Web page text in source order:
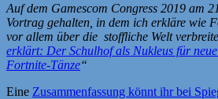
Auf dem Gamescom Congress 2019 am
Vortrag gehalten, in dem ich erkläre wie
vor allem über die stoffliche Welt
erklärt: Der Schulhof als Nukleus für
Fortnite-Tänze“
Eine Zusammenfassung könnt ihr bei